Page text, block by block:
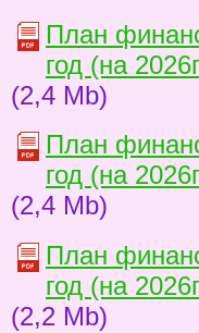
План
год (на
(2,4 Mb)
План
год (на
(2,4 Mb)
План
год (на
(2,2 Mb)